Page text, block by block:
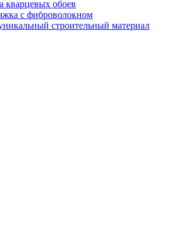
кварцевых обоев
с фиброволокном
строительный материал